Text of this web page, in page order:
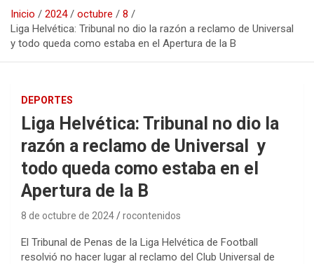
Inicio 2024 octubre
8
Liga Helvética: Tribunal no dio la razón a reclamo de Universal
y todo queda como estaba en el Apertura de la B
DEPORTES
Liga Helvética: Tribunal no dio la
razón a reclamo de Universal y
todo queda como estaba en el
Apertura de la B
8 de octubre de 2024 rocontenidos
El Tribunal de Penas de la Liga Helvética de Football
resolvió no hacer lugar al reclamo del Club Universal de